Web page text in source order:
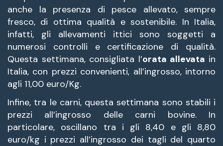
anche la presenza di pesce allevato, sempre
fresco, di ottima qualità e sostenibile. In Italia,
infatti, gli allevamenti ittici sono soggetti a
numerosi controlli e certificazione di qualità.
Questa settimana, consigliata l’orata allevata in
Italia, con prezzi convenienti, all’ingrosso, intorno
agli 11,00 euro/Kg.
Infine, tra le carni, questa settimana sono stabili i
prezzi all’ingrosso delle carni bovine. In
particolare, oscillano tra i gli 8,40 e gli 8,80
euro/kg i prezzi all’ingrosso dei tagli del quarto